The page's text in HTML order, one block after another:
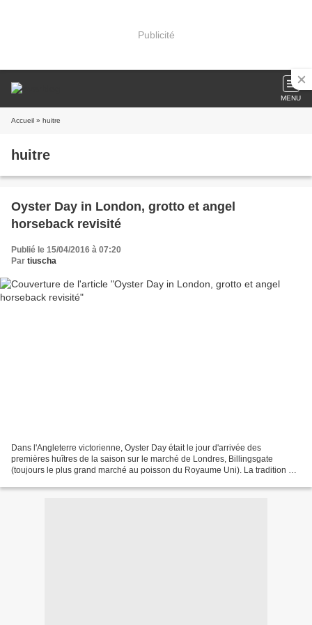
Publicité
MENU
Accueil » huitre
huitre
Oyster Day in London, grotto et angel
horseback revisité
Publié le 15/04/2016 à 07:20
Par tiuscha
Dans l'Angleterre victorienne, Oyster Day était le jour d'arrivée des
premières huîtres de la saison sur le marché de Londres, Billingsgate
(toujours le plus grand marché au poisson du Royaume Uni). La tradition de